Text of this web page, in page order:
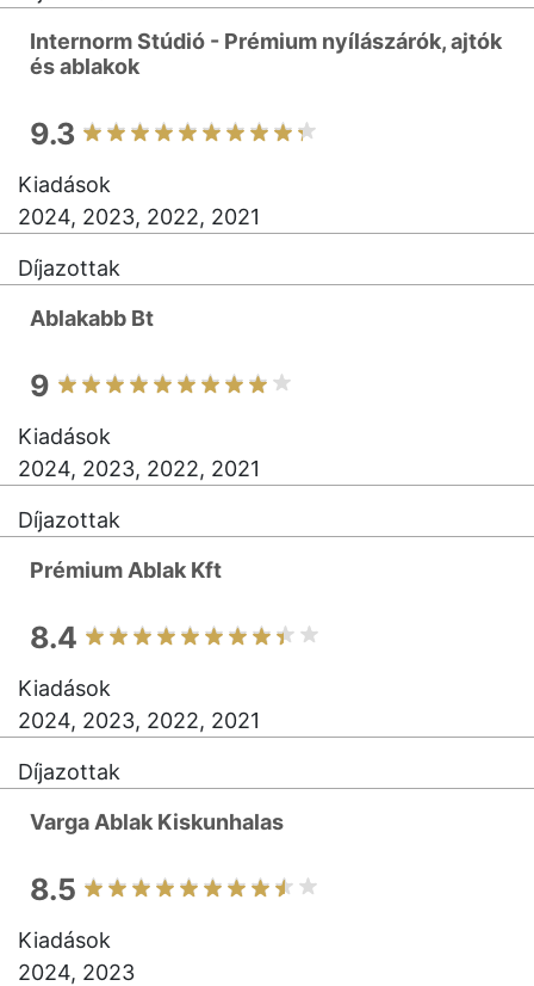
Internorm Stúdió - Prémium nyílászárók, ajtók
és ablakok
9.3
Kiadások
2024, 2023, 2022, 2021
Díjazottak
Ablakabb Bt
9
Kiadások
2024, 2023, 2022, 2021
Díjazottak
Prémium Ablak Kft
8.4
Kiadások
2024, 2023, 2022, 2021
Díjazottak
Varga Ablak Kiskunhalas
8.5
Kiadások
2024, 2023